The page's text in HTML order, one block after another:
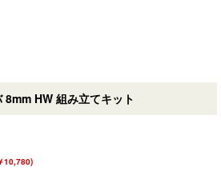
HW 組み立てキット
10,780)